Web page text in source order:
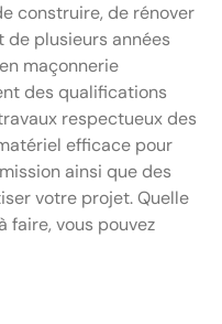
construire, de rénover
de plusieurs années
maçonnerie
des qualifications
respectueux des
efficace pour
ainsi que des
votre projet. Quelle
faire, vous pouvez